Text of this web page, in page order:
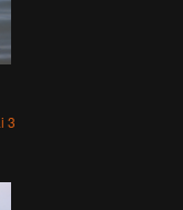
3